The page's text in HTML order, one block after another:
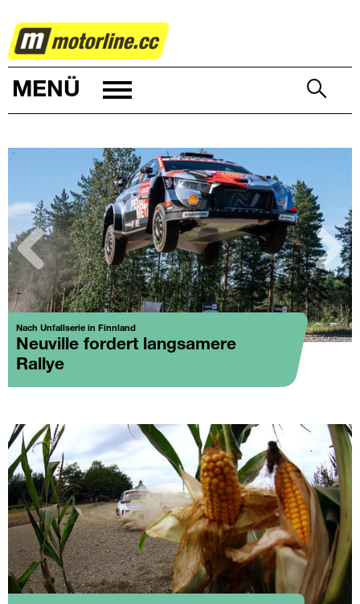
RALLYE
MENÜ
Nach Unfallserie in Finnland
Neuville fordert langsamere
Rallye
zurück weiter